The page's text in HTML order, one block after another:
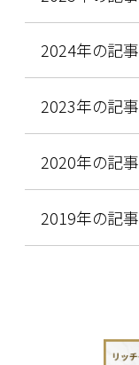
2024年の記事
2023年の記事
2020年の記事
2019年の記事